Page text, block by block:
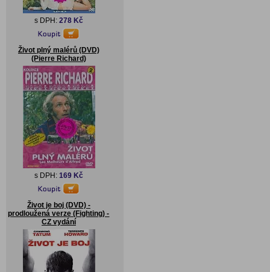
s DPH: 278 Kč
Život plný malérů (DVD)
(Pierre Richard)
s DPH: 169 Kč
Život je boj (DVD) -
prodloužená verze (Fighting) -
CZ vydání